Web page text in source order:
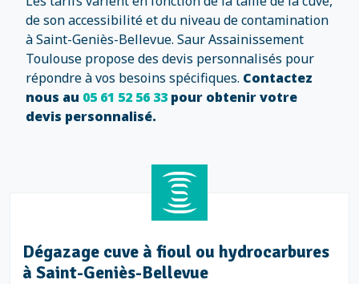
de son accessibilité et du niveau de contamination
à Saint-Geniès-Bellevue. Saur Assainissement
Toulouse propose des devis personnalisés pour
répondre à vos besoins spécifiques. Contactez
nous au 05 61 52 56 33 pour obtenir votre
devis personnalisé.
Dégazage cuve à fioul ou hydrocarbures
à Saint-Geniès-Bellevue